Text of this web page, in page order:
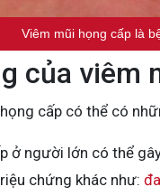
Viêm mũi họng cấp là
của viêm
cấp có thể có
ở người lớn có thể
chứng khác như: